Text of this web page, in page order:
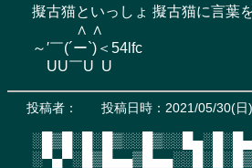
擬古猫といっしょ 擬古猫に言葉
∧ ∧
～′￣(´ー`)＜54lfc
UU￣U  U
投稿者： 投稿日時：2021/05/30(日